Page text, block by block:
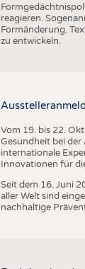
reagieren.
Formänderung.
zu entwickeln.
Vom 19. bis 22.
Gesundheit bei
internationale
Innovationen für
Seit dem 16. Juni
aller Welt sind
nachhaltige